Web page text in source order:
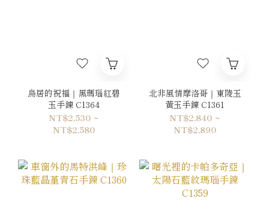
鳥居的祝福｜黑瑪瑙紅碧
玉手鍊 C1364
NT$2,530 ~
NT$2,580
北非風情摩洛哥｜東陵玉
黃玉手鍊 C1361
NT$2,840 ~
NT$2,890